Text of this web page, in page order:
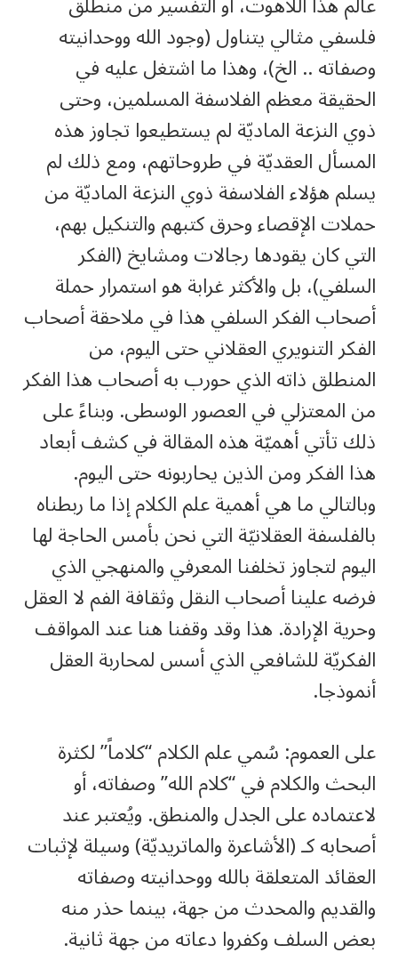
فلسفي مثالي يتناول (وجود الله ووحدانيته
وصفاته .. الخ)، وهذا ما اشتغل عليه في
الحقيقة معظم الفلاسفة المسلمين، وحتى
ذوي النزعة الماديّة لم يستطيعوا تجاوز هذه
المسأل العقديّة في طروحاتهم، ومع ذلك لم
يسلم هؤلاء الفلاسفة ذوي النزعة الماديّة من
حملات الإقصاء وحرق كتبهم والتنكيل بهم،
التي كان يقودها رجالات ومشايخ (الفكر
السلفي)، بل والأكثر غرابة هو استمرار حملة
أصحاب الفكر السلفي هذا في ملاحقة أصحاب
الفكر التنويري العقلاني حتى اليوم، من
المنطلق ذاته الذي حورب به أصحاب هذا الفكر
من المعتزلي في العصور الوسطى. وبناءً على
ذلك تأتي أهميّة هذه المقالة في كشف أبعاد
هذا الفكر ومن الذين يحاربونه حتى اليوم.
وبالتالي ما هي أهمية علم الكلام إذا ما ربطناه
بالفلسفة العقلانيّة التي نحن بأمس الحاجة لها
اليوم لتجاوز تخلفنا المعرفي والمنهجي الذي
فرضه علينا أصحاب النقل وثقافة الفم لا العقل
وحرية الإرادة. هذا وقد وقفنا هنا عند المواقف
الفكريّة للشافعي الذي أسس لمحاربة العقل
أنموذجا.
على العموم: سُمي علم الكلام “كلاماً” لكثرة
البحث والكلام في “كلام الله” وصفاته، أو
لاعتماده على الجدل والمنطق. ويُعتبر عند
أصحابه كـ (الأشاعرة والماتريديّة) وسيلة لإثبات
العقائد المتعلقة بالله ووحدانيته وصفاته
والقديم والمحدث من جهة، بينما حذر منه
بعض السلف وكفروا دعاته من جهة ثانية.